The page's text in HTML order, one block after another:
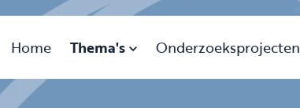
Home Thema's Onderzoeksprojecten